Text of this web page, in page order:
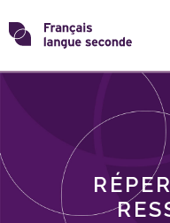
Skip
toTransformons
langue
THÈMES